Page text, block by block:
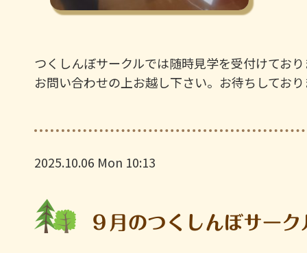
つくしんぼサークルでは随時見学を受付けてお
お問い合わせの上お越し下さい。お待ちしてお
2025.10.06 Mon 10:13
９月のつくしんぼサー